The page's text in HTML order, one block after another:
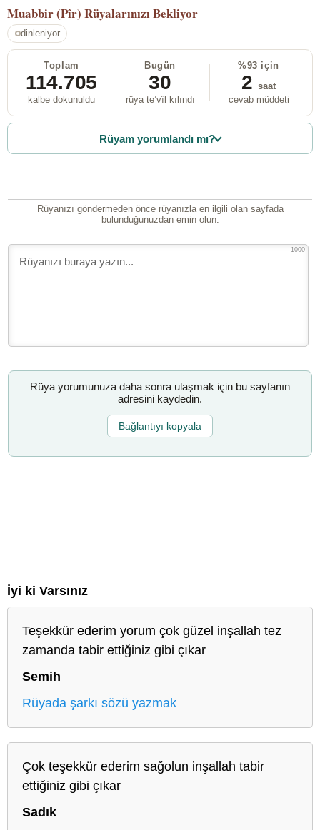
Muabbir (Pîr) Rüyalarınızı Bekliyor
dinleniyor
Toplam
114.705
kalbe dokunuldu
Bugün
30
rüya te’vîl kılındı
%93 için
2 saat
cevab müddeti
Rüyam yorumlandı mı?
Rüyanızı göndermeden önce rüyanızla en ilgili olan sayfada
bulunduğunuzdan emin olun.
1000
Rüya yorumunuza daha sonra ulaşmak için bu sayfanın
adresini kaydedin.
Bağlantıyı kopyala
İyi ki Varsınız
Teşekkür ederim yorum çok güzel inşallah tez
zamanda tabir ettiğiniz gibi çıkar
Semih
Rüyada şarkı sözü yazmak
Çok teşekkür ederim sağolun inşallah tabir
ettiğiniz gibi çıkar
Sadık